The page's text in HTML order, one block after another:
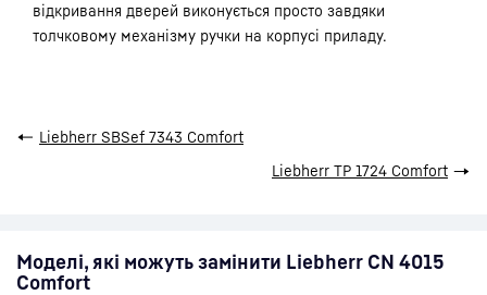
відкривання дверей виконується просто завдяки
толчковому механізму ручки на корпусі приладу.
← Liebherr SBSef 7343 Comfort
Liebherr TP 1724 Comfort →
Моделі, які можуть замінити Liebherr CN 4015
Comfort